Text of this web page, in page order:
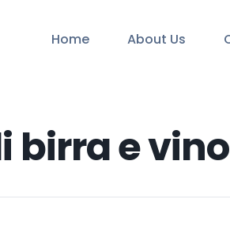
Home About Us
birra e